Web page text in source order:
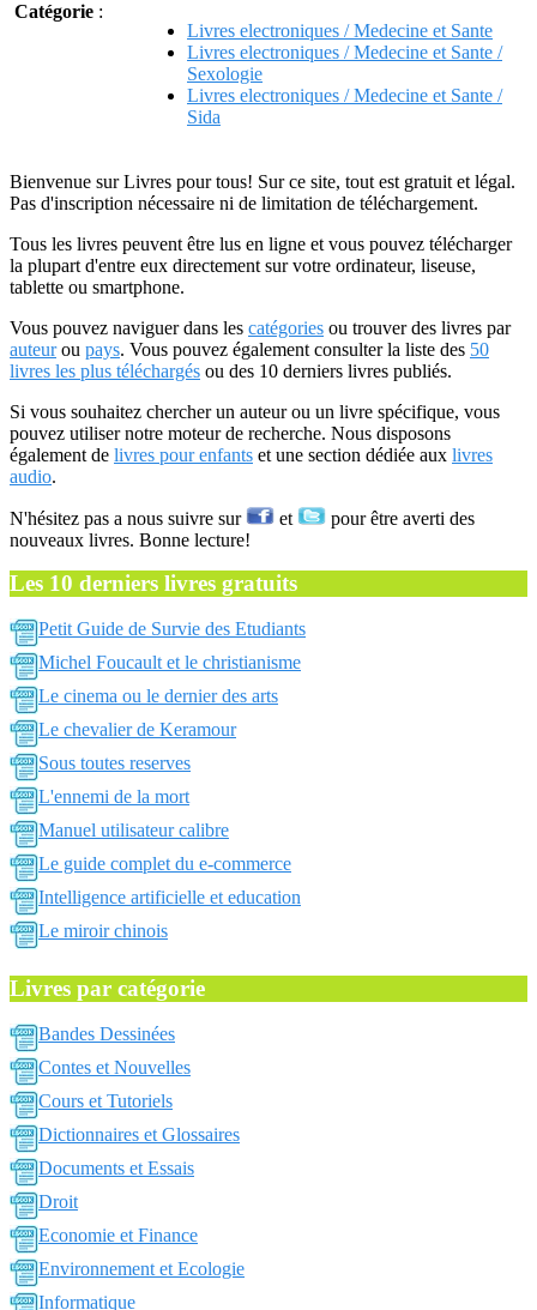
Catégorie :
Livres electroniques / Medecine et Sante
Livres electroniques / Medecine et Sante /
Sexologie
Livres electroniques / Medecine et Sante /
Sida
Bienvenue sur Livres pour tous! Sur ce site, tout est gratuit et légal.
Pas d'inscription nécessaire ni de limitation de téléchargement.
Tous les livres peuvent être lus en ligne et vous pouvez télécharger
la plupart d'entre eux directement sur votre ordinateur, liseuse,
tablette ou smartphone.
Vous pouvez naviguer dans les catégories ou trouver des livres par
auteurou pays. Vous pouvez également consulter la liste des 50
livres les plus téléchargés ou des 10 derniers livres publiés.
Si vous souhaitez chercher un auteur ou un livre spécifique, vous
pouvez utiliser notre moteur de recherche. Nous disposons
également de livres pour enfants et une section dédiée aux livres
audio.
N'hésitez pas a nous suivre sur et
pour être averti des
nouveaux livres. Bonne lecture!
Les 10 derniers livres gratuits
Petit Guide de Survie des Etudiants
Michel Foucault et le christianisme
Le cinema ou le dernier des arts
Le chevalier de Keramour
Sous toutes reserves
L'ennemi de la mort
Manuel utilisateur calibre
Le guide complet du e-commerce
Intelligence artificielle et education
Le miroir chinois
Livres par catégorie
Bandes Dessinées
Contes et Nouvelles
Cours et Tutoriels
Dictionnaires et Glossaires
Documents et Essais
Droit
Economie et Finance
Environnement et Ecologie
Informatique